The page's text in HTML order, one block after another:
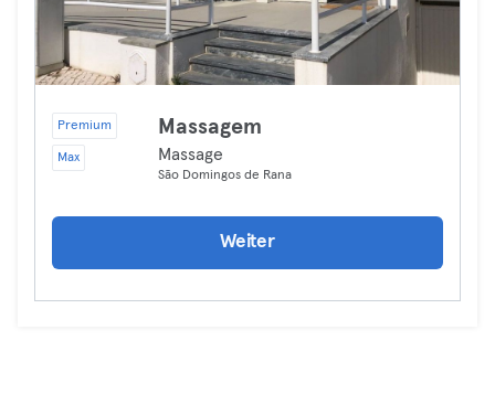
Premium
Max
Massagem
Massage
São Domingos de Rana
Weiter